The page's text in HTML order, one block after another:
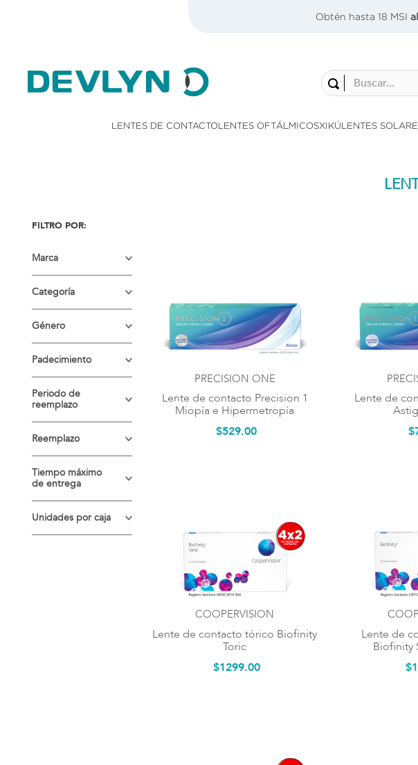
Obtén hasta 18 MSI
Buscar...
LENTES DE CONTACTOLENTES OFTÁLMICOSXIKÚLENTES
Marca
BAUSCH & LOMB
Categoría
Astigmatismo
Lentes para
Presbicia
Género
Unisex
Padecimiento
Astigmatismo
Presbicia
Uso cosmético
Periodo de
reemplazo
Reemplazo
Diario
Tiempo máximo
de entrega
7 días hábiles
Unidades por caja
PRECISION ONE
Lente de contacto Precision 1
Miopía e Hipermetropía
$529.00
Lente de
$
COOPERVISION
Lente de contacto tórico Biofinity
Toric
$1299.00
Lente de
Biofinity
$